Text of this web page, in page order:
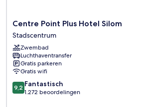
Centre
Point
Plus
Hotel
Silom
Stadscentrum
Centre Point Plus Hotel Silom
Stadscentrum
Zwembad
Luchthaventransfer
Gratis parkeren
Gratis wifi
9.2
van
9,2 Fantastisch
1.272 beoordelingen